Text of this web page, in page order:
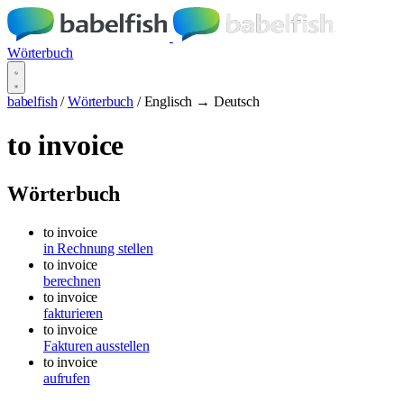
Wörterbuch
babelfish / Wörterbuch / Englisch → Deutsch
to invoice
Wörterbuch
to invoice
in Rechnung stellen
to invoice
berechnen
to invoice
fakturieren
to invoice
Fakturen ausstellen
to invoice
aufrufen